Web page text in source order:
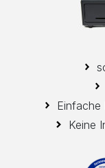
Einfache
Keine